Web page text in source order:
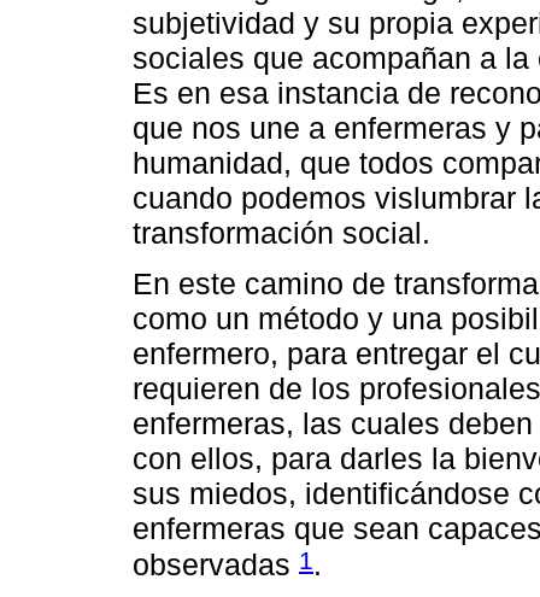
subjetividad y su propia
sociales que acompañan a
Es en esa instancia de
que nos une a enfermeras y
humanidad, que todos
cuando podemos vislumbrar
transformación social.
En este camino de
como un método y una
enfermero, para entregar el
requieren de los
enfermeras, las cuales
con ellos, para darles la
sus miedos, identificándose
enfermeras que sean
observadas 1.